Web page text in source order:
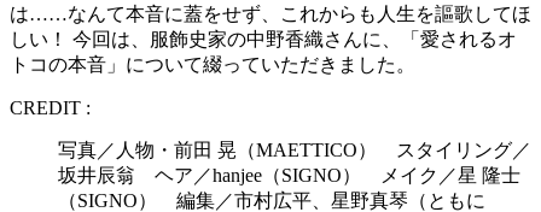
は……なんて本音に蓋をせず、これからも人生を謳歌してほ
しい！ 今回は、服飾史家の中野香織さんに、「愛されるオ
トコの本音」について綴っていただきました。
CREDIT :
写真／人物・前田 晃（MAETTICO） スタイリング／
坂井辰翁 ヘア／hanjee（SIGNO） メイク／星 隆士
（SIGNO） 編集／市村広平、星野真琴（ともに